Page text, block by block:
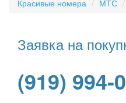
Красивые номера МТС
Заявка на
(919) 994-